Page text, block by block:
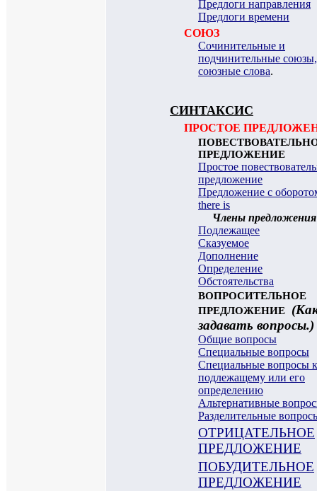
Предлоги направления
Предлоги времени
СОЮЗ
Сочинительные и
подчинительные союзы,
союзные слова.
СИНТАКСИС
ПРОСТОЕ
ПРЕДЛОЖЕНИЕ
Простое
предложение
Предложение с
there is
Члены предложения
Подлежащее
Сказуемое
Дополнение
Определение
Обстоятельства
ВОПРОСИТЕЛЬНОЕ
ПРЕДЛОЖЕНИЕ
задавать вопросы.)
Общие вопросы
Специальные вопросы
Специальные вопросы к
подлежащему или его
определению
Альтернативные
Разделительные
ОТРИЦАТЕЛЬНОЕ
ПРЕДЛОЖЕНИЕ
ПОБУДИТЕЛЬНОЕ
ПРЕДЛОЖЕНИЕ